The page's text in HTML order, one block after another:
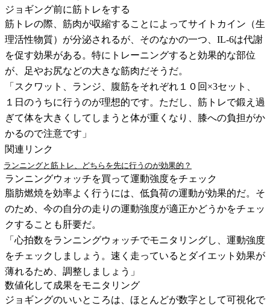
ジョギング前に筋トレをする
筋トレの際、筋肉が収縮することによってサイトカイン（生
理活性物質）が分泌されるが、そのなかの一つ、IL-6は代謝
を促す効果がある。特にトレーニングすると効果的な部位
が、足やお尻などの大きな筋肉だそうだ。
「スクワット、ランジ、腹筋をそれぞれ１０回×3セット、
１日のうちに行うのが理想的です。ただし、筋トレで鍛え過
ぎて体を大きくしてしまうと体が重くなり、膝への負担がか
かるので注意です」
関連リンク
ランニングと筋トレ、どちらを先に行うのが効果的？
ランニングウォッチを買って運動強度をチェック
脂肪燃焼を効率よく行うには、低負荷の運動が効果的だ。そ
のため、今の自分の走りの運動強度が適正かどうかをチェッ
クすることも肝要だ。
「心拍数をランニングウォッチでモニタリングし、運動強度
をチェックしましょう。速く走っているとダイエット効果が
薄れるため、調整しましょう」
数値化して成果をモニタリング
ジョギングのいいところは、ほとんどが数字として可視化で